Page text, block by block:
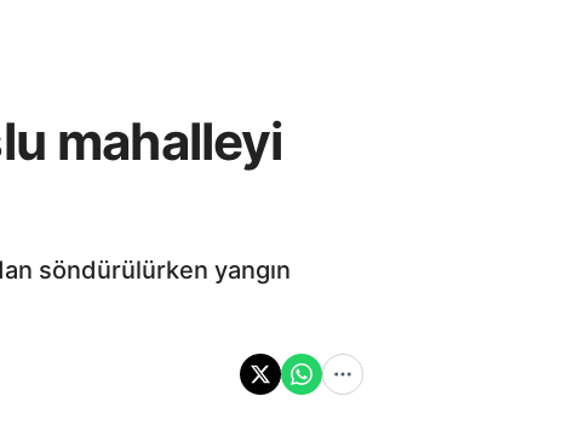
mahalleyi
söndürülürken yangın